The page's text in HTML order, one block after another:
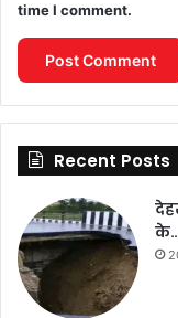
time I comment.
Recent Posts